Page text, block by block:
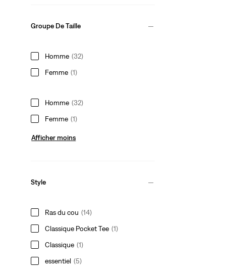
Groupe De Taille
Homme (32)
Femme (1)
Homme (32)
Femme (1)
Afficher moins
Style
Ras du cou (14)
Classique Pocket Tee (1)
Classique (1)
essentiel (5)